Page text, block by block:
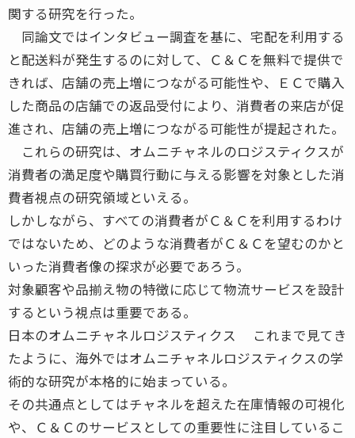
関する研究を行った。
同論文ではインタビュー調査を基に、宅配を利用する
と配送料が発生するのに対して、Ｃ＆Ｃを無料で提供で
きれば、店舗の売上増につながる可能性や、ＥＣで購入
した商品の店舗での返品受付により、消費者の来店が促
進され、店舗の売上増につながる可能性が提起された。
これらの研究は、オムニチャネルのロジスティクスが
消費者の満足度や購買行動に与える影響を対象とした消
費者視点の研究領域といえる。
しかしながら、すべての消費者がＣ＆Ｃを利用するわけ
ではないため、どのような消費者がＣ＆Ｃを望むのかと
いった消費者像の探求が必要であろう。
対象顧客や品揃え物の特徴に応じて物流サービスを設計
するという視点は重要である。
日本のオムニチャネルロジスティクス これまで見てき
たように、海外ではオムニチャネルロジスティクスの学
術的な研究が本格的に始まっている。
その共通点としてはチャネルを超えた在庫情報の可視化
や、Ｃ＆Ｃのサービスとしての重要性に注目しているこ